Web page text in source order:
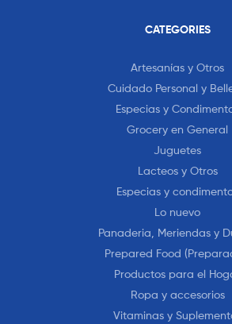
CATEGORIES
Artesanías y Otros
Cuidado Personal y
Especias y
Grocery en General
Juguetes
Lacteos y Otros
Especias y
Lo nuevo
Panaderia, Meriendas y
Prepared Food
Productos para el
Ropa y accesorios
Vitaminas y